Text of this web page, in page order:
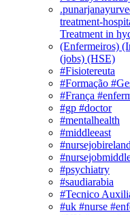
treatment-
Treatment in
(Enfermeiros)
(jobs) (HSE)
#Fisiotereuta
#Formação
#França
#gp #doctor
#mentalhealth
#middleeast
#nursejobireland
#psychiatry
#saudiarabia
#Tecnico
#uk #nurse